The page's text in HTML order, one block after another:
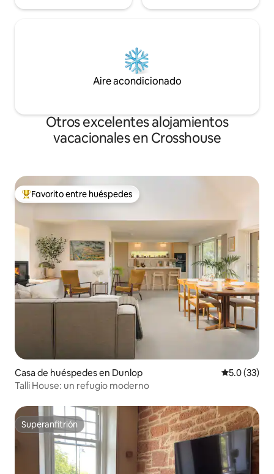
Aire acondicionado
Otros excelentes alojamientos
vacacionales en Crosshouse
De los mejores en Favorito entre huéspedes
Favorito entre huéspedes
Casa de huéspedes en Dunlop Calificación
5.0 (33)
Talli House: un refugio moderno
Superanfitrión
Superanfitrión